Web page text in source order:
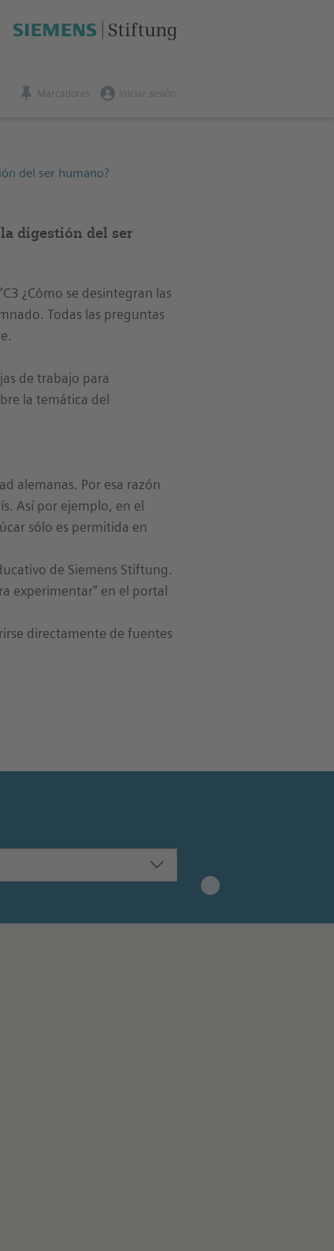
Marcadores Iniciar sesión
del ser humano?
la digestión del ser
¿Cómo se desintegran las
Todas las preguntas
de trabajo para
la temática del
alemanas. Por esa razón
Así por ejemplo, en el
sólo es permitida en
de Siemens Stiftung.
experimentar” en el portal
directamente de fuentes